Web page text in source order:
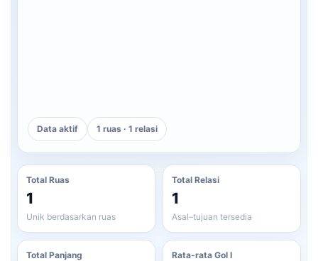
Data aktif 1 ruas · 1 relasi
Total Ruas
1
Unik berdasarkan ruas
Total Relasi
1
Asal–tujuan tersedia
Total Panjang Rata-rata Gol I